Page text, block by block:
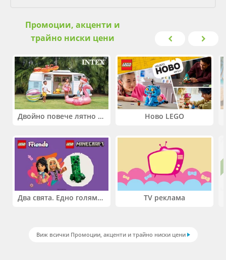
Промоции, акценти и
трайно ниски цени
Двойно повече лятно забавление! Купи 2 продукта INTEX и вземи -33%
Два свята. Едно голямо приключение. Купи 2 продукта LEGO® Friends и/или LEGO® Minecraft и вземи -27%
Ново LEGO
TV реклама
Виж всички Промоции, акценти и трайно ниски цени